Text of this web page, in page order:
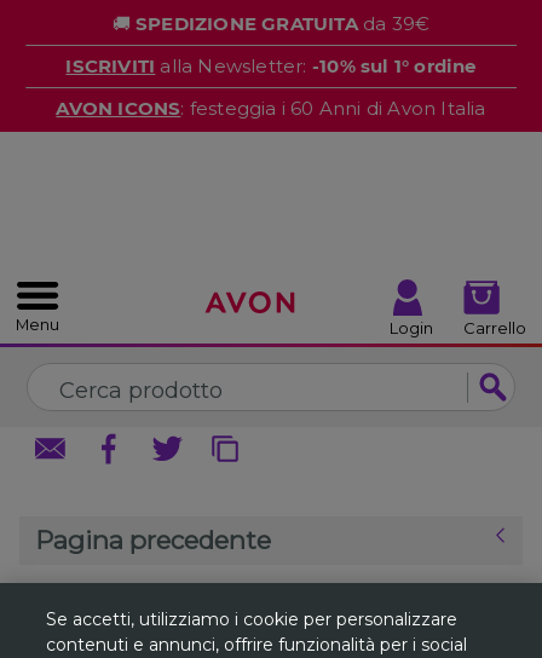
🚚 SPEDIZIONE GRATUITAda 39€
ISCRIVITI alla Newsletter: -10% sul 1° ordine
AVON ICONS: festeggia i 60 Anni di Avon Italia
Menu Login Carrello
Pagina precedente
CHIUDI CHIUDI
Se accetti, utilizziamo i cookie per personalizzare
contenuti e annunci, offrire funzionalità per i social